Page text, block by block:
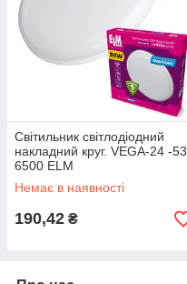
Світильник світлодіодний
накладний круг. VEGA-24 -53
6500 ELM
Немає в наявності
190,42 ₴